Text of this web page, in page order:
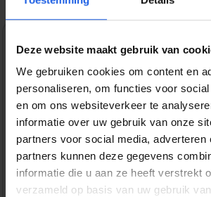
Deze website maakt gebruik van
We gebruiken cookies om content en
personaliseren, om functies voor
en om ons websiteverkeer te
informatie over uw gebruik van onze
partners voor social media, adverteren
partners kunnen deze gegevens
informatie die u aan ze heeft verstrekt
verzameld op basis van uw gebruik
1-2-3 deal
Normale prijs:
€ 19,99
Prijzen incl. BTW en excl. verzendkosten
Bestel nu